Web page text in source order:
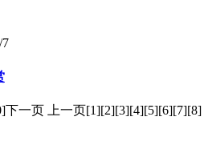
7
下一页 上一页[1][2][3][4][5][6][7][8]